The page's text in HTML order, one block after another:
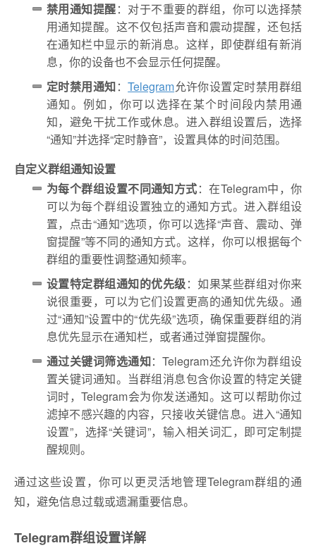
禁用通知提醒：对于不重要的群组，你可以选择禁
用通知提醒。这不仅包括声音和震动提醒，还包括
在通知栏中显示的新消息。这样，即使群组有新消
息，你的设备也不会显示任何提醒。
定时禁用通知：Telegram允许你设置定时禁用群组
通知。例如，你可以选择在某个时间段内禁用通
知，避免干扰工作或休息。进入群组设置后，选择
“通知”并选择“定时静音”，设置具体的时间范围。
自定义群组通知设置
为每个群组设置不同通知方式：在Telegram中，你
可以为每个群组设置独立的通知方式。进入群组设
置，点击“通知”选项，你可以选择“声音、震动、弹
窗提醒”等不同的通知方式。这样，你可以根据每个
群组的重要性调整通知频率。
设置特定群组通知的优先级：如果某些群组对你来
说很重要，可以为它们设置更高的通知优先级。通
过“通知”设置中的“优先级”选项，确保重要群组的消
息优先显示在通知栏，或者通过弹窗提醒你。
通过关键词筛选通知：Telegram还允许你为群组设
置关键词通知。当群组消息包含你设置的特定关键
词时，Telegram会为你发送通知。这可以帮助你过
滤掉不感兴趣的内容，只接收关键信息。进入“通知
设置”，选择“关键词”，输入相关词汇，即可定制提
醒规则。
通过这些设置，你可以更灵活地管理Telegram群组的通
知，避免信息过载或遗漏重要信息。
Telegram群组设置详解